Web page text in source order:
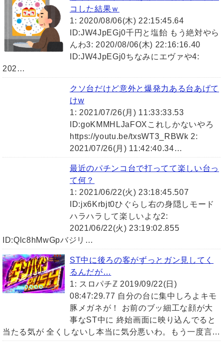
コした結果ｗ
1: 2020/08/06(木) 22:15:45.64
ID:JW4JpEGj0千円と塩飴 もう絶対やら
んわ3: 2020/08/06(木) 22:16:16.40
ID:JW4JpEGj0ちなみにエヴァや4:
202…
クソ台だけど意外と爆発力ある台あげて
けw
1: 2021/07/26(月) 11:33:33.53
ID:goKMMHLJaFOXこれしかないやろ
https://youtu.be/txsWT3_RBWk 2:
2021/07/26(月) 11:42:40.34…
最近のパチンコ台で打ってて楽しい台っ
て何？
1: 2021/06/22(火) 23:18:45.507
ID:jx6Krbjt0ひぐらし右の身隠しモード
ハラハラして楽しいよな2:
2021/06/22(火) 23:19:02.855
ID:Qlc8hMwGpバジリ…
ST中に後ろの客がずっとガン見してく
るんだが…
1: スロパチℤ 2019/09/22(日)
08:47:29.77 自分の台に集中しろよキモ
豚メガネが！ お前のブッ細工な顔が大
事なST中に 終始画面に映り込んでると
当たる気が 全くしないし本当に気分悪いわ。もう一度言…